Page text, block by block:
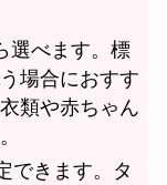
選べます。標
場合におすす
類や赤ちゃん
できます。タ